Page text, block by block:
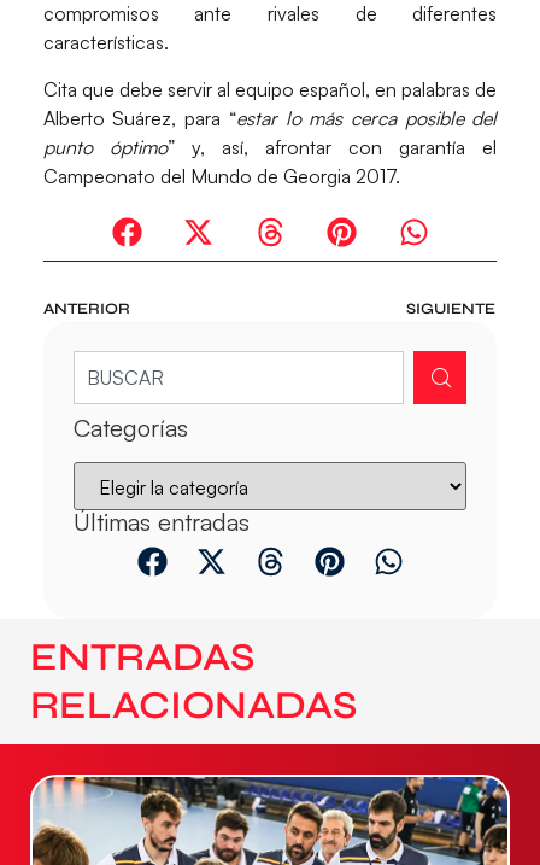
compromisos ante rivales de diferentes
características.
Cita que debe servir al equipo español, en palabras de
Alberto Suárez, para “estar lo más cerca posible del
punto óptimo” y, así, afrontar con garantía el
Campeonato del Mundo de Georgia 2017.
ANTERIOR SIGUIENTE
Categorías
Últimas entradas
ENTRADAS
RELACIONADAS